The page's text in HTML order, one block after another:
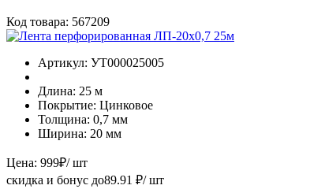
Код товара: 567209
Артикул: УТ000025005
Длина: 25 м
Покрытие: Цинковое
Толщина: 0,7 мм
Ширина: 20 мм
Цена: 999₽/ шт
скидка и бонус до89.91 ₽/ шт